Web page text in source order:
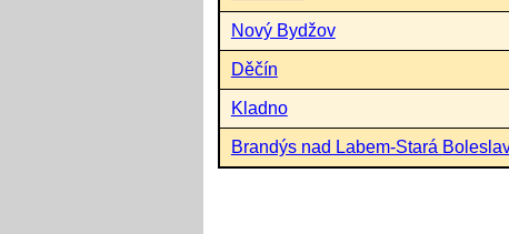
Nový Bydžov
Děčín
Kladno
Brandýs nad Labem-Stará